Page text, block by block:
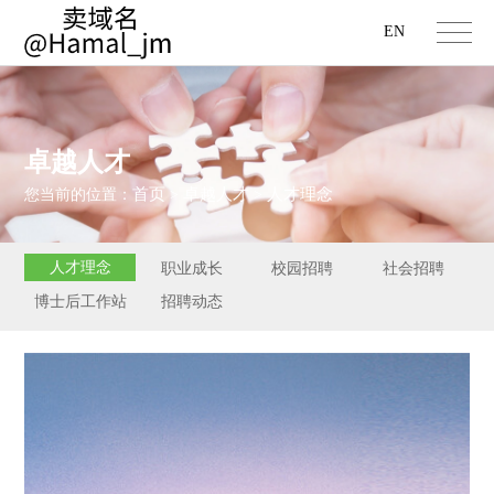
EN
卓越人才
您当前的位置：首页 > 卓越人才 > 人才理念
人才理念 职业成长 校园招聘
社会招聘
博士后工作站
招聘动态